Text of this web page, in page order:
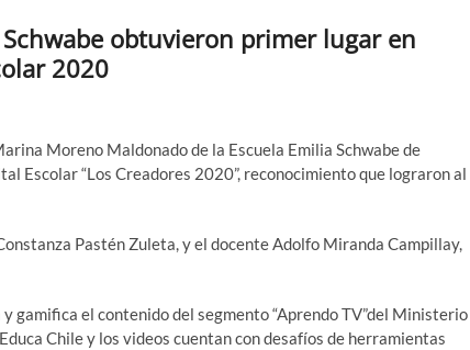
obtuvieron primer lugar en
2020
Moreno Maldonado de la Escuela Emilia Schwabe de
Escolar “Los Creadores 2020”, reconocimiento que lograron al
Pastén Zuleta, y el docente Adolfo Miranda Campillay,
gamifica el contenido del segmento “Aprendo TV”del Ministerio
Chile y los videos cuentan con desafíos de herramientas